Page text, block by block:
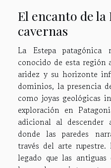
El encanto de la
cavernas
La Estepa patagónica
conocido de esta región
aridez y su horizonte
dominios, la presencia
como joyas geológicas
exploración en
adicional al descender
donde las paredes
través del arte
legado que las